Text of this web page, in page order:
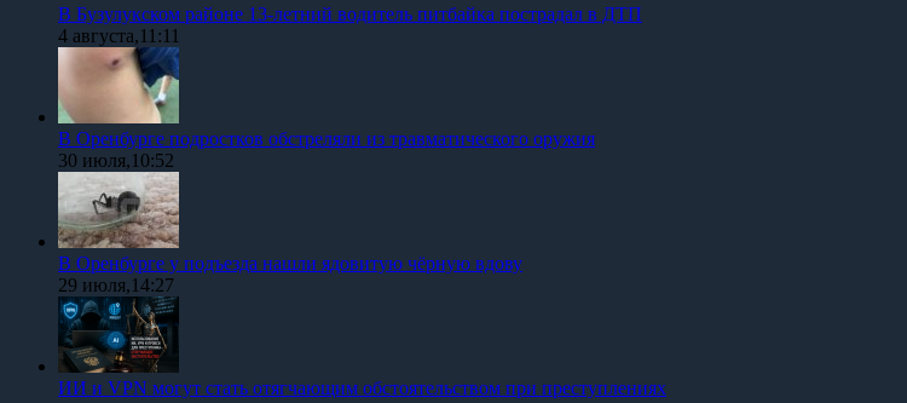
В Бузулукском районе 13-летний водитель питбайка пострадал в ДТП
4 августа,11:11
В Оренбурге подростков обстреляли из травматического оружия
30 июля,10:52
В Оренбурге у подъезда нашли ядовитую чёрную вдову
29 июля,14:27
ИИ и VPN могут стать отягчающим обстоятельством при преступлениях